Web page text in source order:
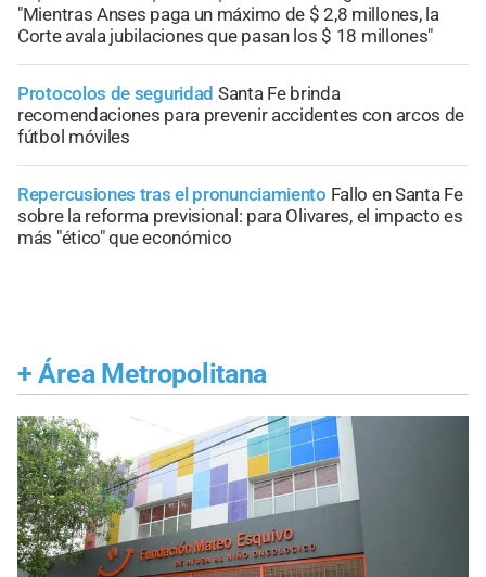
"Mientras Anses paga un máximo de $ 2,8 millones, la
Corte avala jubilaciones que pasan los $ 18 millones"
Protocolos de seguridad Santa Fe brinda
recomendaciones para prevenir accidentes con arcos de
fútbol móviles
Repercusiones tras el pronunciamiento Fallo en Santa Fe
sobre la reforma previsional: para Olivares, el impacto es
más "ético" que económico
+ Área Metropolitana